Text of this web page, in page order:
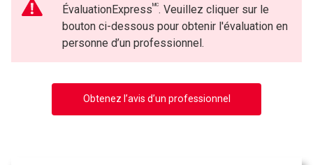
ÉvaluationExpressMC. Veuillez cliquer sur le
bouton ci-dessous pour obtenir l'évaluation en
personne d’un professionnel.
Obtenez l’avis d’un professionnel